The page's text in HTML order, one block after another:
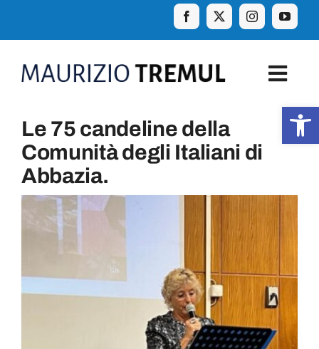
content
Home
Biografia
Eventi
Curiosità e aforismi
Le 75 candeline della
Comunità degli Italiani di
Abbazia.